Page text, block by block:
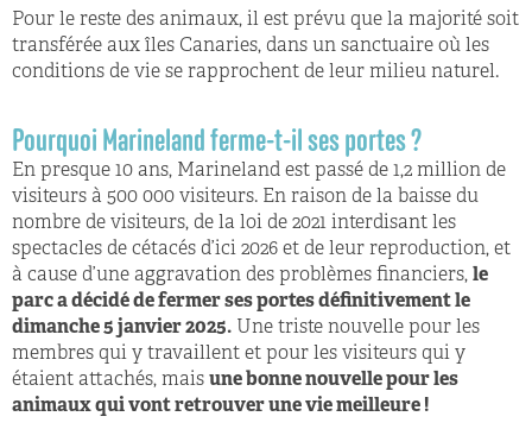
Pour le reste des animaux, il est prévu que la majorité soit
transférée aux îles Canaries, dans un sanctuaire où les
conditions de vie se rapprochent de leur milieu naturel.
Pourquoi Marineland ferme-t-il ses portes ?
En presque 10 ans, Marineland est passé de 1,2 million de
visiteurs à 500 000 visiteurs. En raison de la baisse du
nombre de visiteurs, de la loi de 2021 interdisant les
spectacles de cétacés d’ici 2026 et de leur reproduction, et
à cause d’une aggravation des problèmes financiers, le
parc a décidé de fermer ses portes définitivement le
dimanche 5 janvier 2025. Une triste nouvelle pour les
membres qui y travaillent et pour les visiteurs qui y
étaient attachés, mais une bonne nouvelle pour les
animaux qui vont retrouver une vie meilleure !